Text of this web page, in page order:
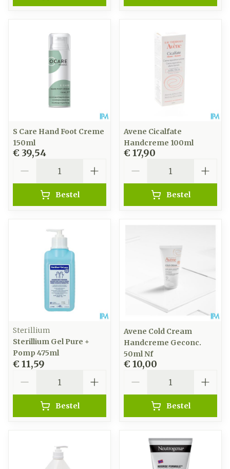
S Care Hand Foot Creme
150ml
€ 39,54
Bestel
Avene Cicalfate
Handcreme 100ml
€ 17,90
Bestel
Sterillium
Sterillium Gel Pure +
Pomp 475ml
€ 11,59
Bestel
Avene Cold Cream
Handcreme Geconc.
50ml Nf
€ 10,00
Bestel